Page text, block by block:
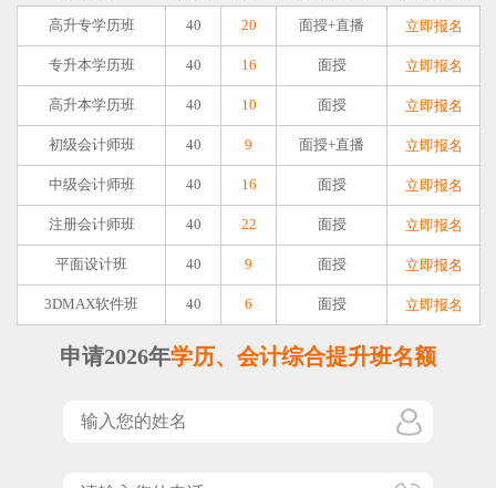
高升专学历班 40 20 面授+直播 立即报名
专升本学历班 40 16 面授 立即报名
高升本学历班 40 10 面授 立即报名
初级会计师班 40 9 面授+直播 立即报名
中级会计师班 40 16 面授 立即报名
注册会计师班 40 22 面授 立即报名
平面设计班 40 9 面授 立即报名
3DMAX软件班 40 6 面授 立即报名
申请2026年学历、会计综合提升班名额